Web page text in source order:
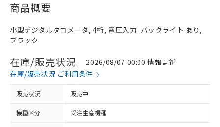
商品概要
小型デジタルタコメータ, 4桁, 電圧入力, バックライト あり,
ブラック
在庫/販売状況
2026/08/07 00:00 情報更新
在庫/販売状況 ご利用条件
販売状況 販売中
機種区分 受注生産機種